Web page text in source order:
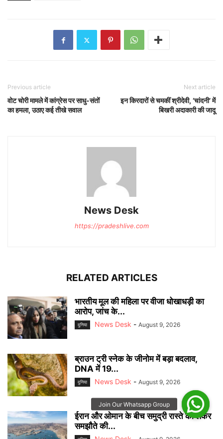
Previous article
वोट चोरी मामले में कांग्रेस पर साधु-संतों
का हमला, उठाए कई तीखे सवाल
Next article
इन किरदारों से चमकीं श्रीदेवी, ‘चांदनी’ में
बिखरी अदाकारी की जादू
News Desk
https://pradeshlive.com
RELATED ARTICLES
भारतीय मूल की महिला पर वीजा धोखाधड़ी का
आरोप, जांच के...
दुनिया News Desk - August 9, 2026
ब्राउन ट्री स्नेक के जीनोम में बड़ा बदलाव,
DNA में 19...
दुनिया News Desk - August 9, 2026
ईरान और ओमान के बीच समुद्री रास्ते को लेकर
समझौते की...